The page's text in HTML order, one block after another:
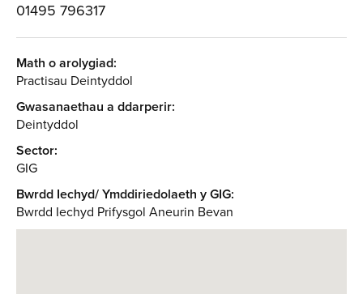
01495 796317
Math o arolygiad:
Practisau Deintyddol
Gwasanaethau a ddarperir:
Deintyddol
Sector:
GIG
Bwrdd Iechyd/ Ymddiriedolaeth y GIG:
Bwrdd Iechyd Prifysgol Aneurin Bevan